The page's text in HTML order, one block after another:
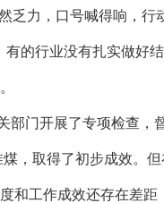
乏力，口号喊得响，
的行业没有扎实做好
部门开展了专项检查，
，取得了初步成效。
和工作成效还存在差